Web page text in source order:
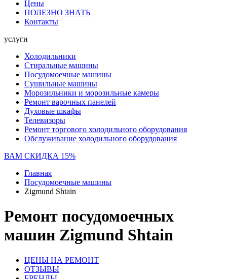
Цены
ПОЛЕЗНО ЗНАТЬ
Контакты
услуги
Холодильники
Стиральные машины
Посудомоечные машины
Сушильные машины
Морозильники и морозильные камеры
Ремонт варочных панелей
Духовые шкафы
Телевизоры
Ремонт торгового холодильного оборудования
Обслуживание холодильного оборудования
ВАМ СКИДКА 15%
Главная
Посудомоечные машины
Zigmund Shtain
Ремонт посудомоечных
машин Zigmund Shtain
ЦЕНЫ НА РЕМОНТ
ОТЗЫВЫ